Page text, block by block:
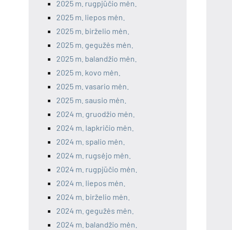
2025 m. rugpjūčio mėn.
2025 m. liepos mėn.
2025 m. birželio mėn.
2025 m. gegužės mėn.
2025 m. balandžio mėn.
2025 m. kovo mėn.
2025 m. vasario mėn.
2025 m. sausio mėn.
2024 m. gruodžio mėn.
2024 m. lapkričio mėn.
2024 m. spalio mėn.
2024 m. rugsėjo mėn.
2024 m. rugpjūčio mėn.
2024 m. liepos mėn.
2024 m. birželio mėn.
2024 m. gegužės mėn.
2024 m. balandžio mėn.